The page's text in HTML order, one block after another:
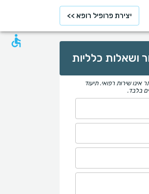
יצירת פרופיל רופא >>
ושאלות כלליות
שירות רפואי. תיעוד
בלבד.